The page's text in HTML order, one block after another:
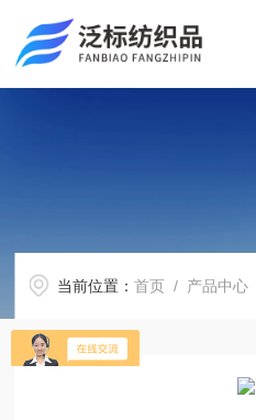
当前位置：首页 / 产品中心